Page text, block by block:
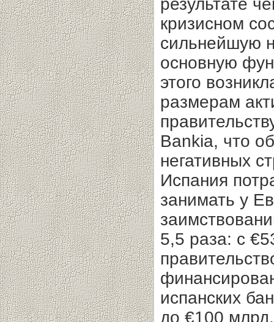
результате
кризисном
сильнейшую
основную
этого
размерам
Bankia, что
негативных
Испания
занимать у
5,5 раза: с
испанских
до €100